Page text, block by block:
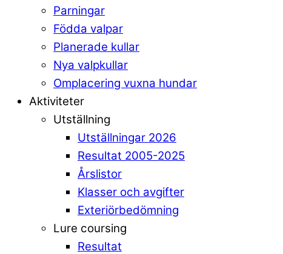
Parningar
Födda valpar
Planerade kullar
Nya valpkullar
Omplacering vuxna hundar
Aktiviteter
Utställning
Utställningar 2026
Resultat 2005-2025
Årslistor
Klasser och avgifter
Exteriörbedömning
Lure coursing
Resultat